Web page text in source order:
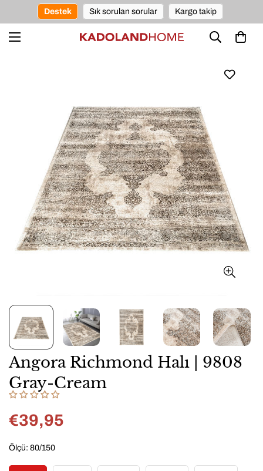
Destek Sık sorulan sorular Kargo takip
Angora Richmond Halı | 9808
Gray-Cream
Normal
€39,95
Ölçü: 80/150